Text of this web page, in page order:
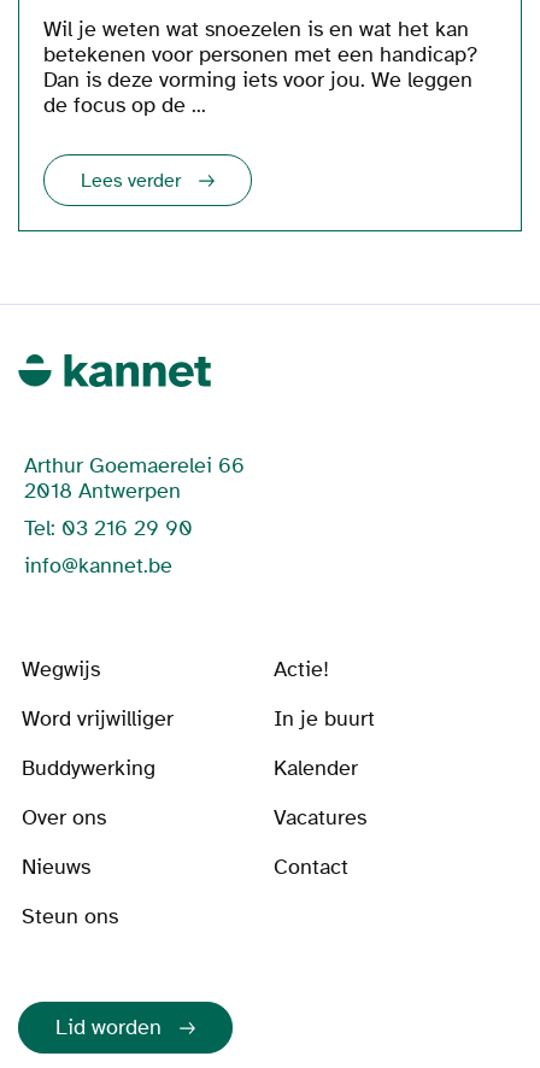
Wil je weten wat snoezelen is en wat het kan
betekenen voor personen met een handicap?
Dan is deze vorming iets voor jou. We leggen
de focus op de ...
Lees verder
Arthur Goemaerelei 66
2018 Antwerpen
Tel: 03 216 29 90
info@kannet.be
Wegwijs
Actie!
Word vrijwilliger
In je buurt
Buddywerking
Kalender
Over ons
Vacatures
Nieuws
Contact
Steun ons
Lid worden